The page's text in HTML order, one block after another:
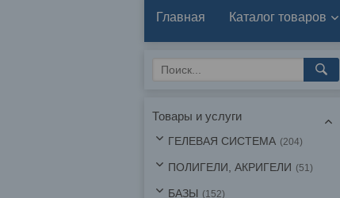
Главная Каталог товаров
Товары и услуги
ГЕЛЕВАЯ СИСТЕМА 204
ПОЛИГЕЛИ, АКРИГЕЛИ 51
БАЗЫ 152